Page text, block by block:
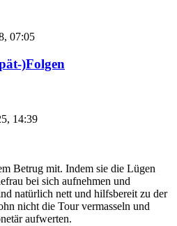
07:05
)Folgen
14:39
Betrug mit. Indem sie die Lügen
bei sich aufnehmen und
natürlich nett und hilfsbereit zu der
nicht die Tour vermasseln und
aufwerten.